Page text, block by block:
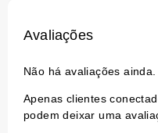
Avaliações
Não há avaliações ainda.
Apenas clientes
podem deixar uma